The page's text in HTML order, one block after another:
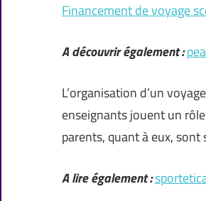
Financement de voyage
A découvrir également :
L’organisation d’un
enseignants jouent un
parents, quant à eux,
A lire également :